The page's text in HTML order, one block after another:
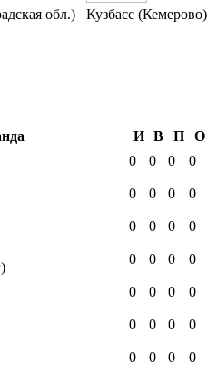
обл.) Кузбасс (Кемерово)
И В П
О
0 0 0 0
0 0 0 0
0 0 0 0
0 0 0 0
0 0 0 0
0 0 0 0
0 0 0 0